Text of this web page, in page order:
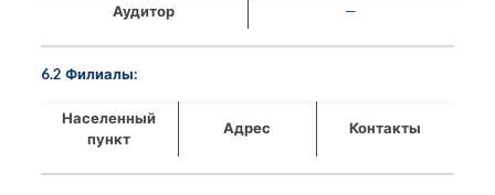
Аудитор
—
6.2 Филиалы:
Населенный
пункт
Адрес Контакты